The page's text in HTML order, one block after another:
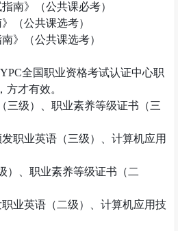
南》（公共课必考）
（公共课选考）
》（公共课选考）
全国职业资格考试认证中心职
方才有效。
三级）、职业素养等级证书（三
职业英语（三级）、计算机应用
）、职业素养等级证书（二
业英语（二级）、计算机应用技